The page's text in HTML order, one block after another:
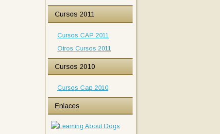
Cursos 2011
Cursos CAP 2011
Otros Cursos 2011
Cursos 2010
Cursos Cap 2010
Enlaces